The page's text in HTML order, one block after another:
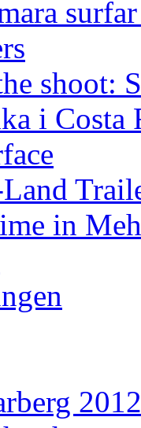
shoot:
i Costa
in
2012